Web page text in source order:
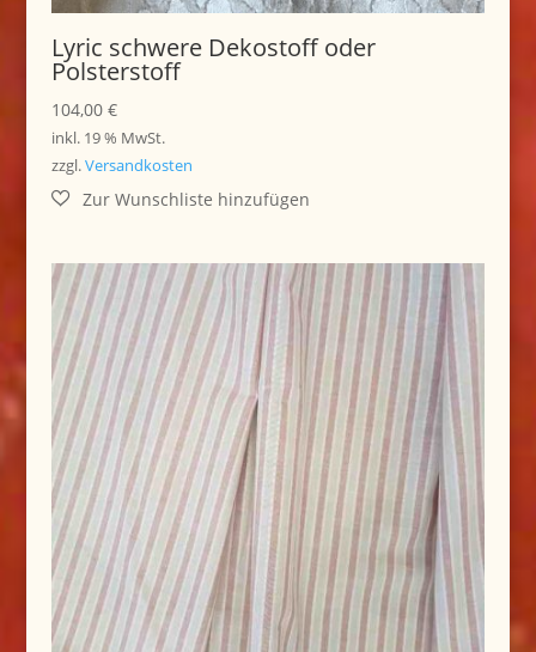
Lyric schwere Dekostoff oder
Polsterstoff
104,00 €
inkl. 19 % MwSt.
zzgl.Versandkosten